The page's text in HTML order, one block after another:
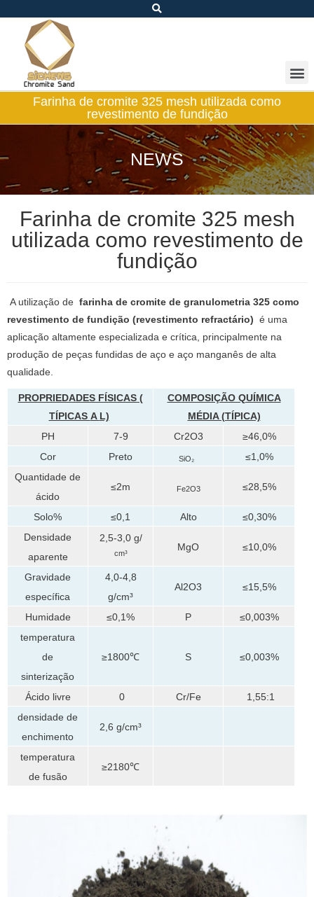
Farinha de cromite 325 mesh utilizada como
revestimento de fundição
NEWS
Farinha de cromite 325 mesh
utilizada como revestimento de
fundição
A utilização de farinha de cromite de granulometria 325 como
revestimento de fundição (revestimento refractário) é uma
aplicação altamente especializada e crítica, principalmente na
produção de peças fundidas de aço e aço manganês de alta
qualidade.
PROPRIEDADES FÍSICAS (
TÍPICAS A L)
COMPOSIÇÃO QUÍMICA
MÉDIA (TÍPICA)
PH
7-9 Cr2O3
≥46,0%
Cor
Preto SiO₂
≤1,0%
Quantidade de
ácido
≤2m Fe2O3 ≤28,5%
Solo% ≤0,1 Alto
≤0,30%
Densidade
aparente
2,5-3,0 g/
cm³
MgO ≤10,0%
Gravidade
específica
4,0-4,8
g/cm³
Al2O3 ≤15,5%
Humidade ≤0,1% P
≤0,003%
temperatura
de
sinterização
≥1800℃ S ≤0,003%
Ácido livre 0 Cr/Fe
1,55:1
densidade de
enchimento
2,6 g/cm³
temperatura
de fusão
≥2180℃